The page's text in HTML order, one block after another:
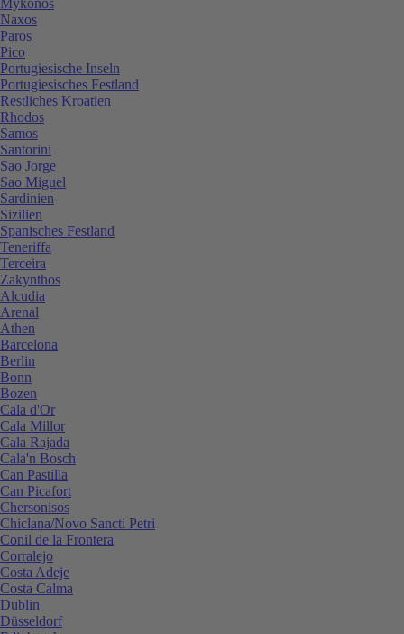
Naxos
Paros
Pico
Portugiesische Inseln
Portugiesisches Festland
Restliches Kroatien
Rhodos
Samos
Santorini
Sao Jorge
Sao Miguel
Sardinien
Sizilien
Spanisches Festland
Teneriffa
Terceira
Zakynthos
Alcudia
Arenal
Athen
Barcelona
Berlin
Bonn
Bozen
Cala d'Or
Cala Millor
Cala Rajada
Cala'n Bosch
Can Pastilla
Can Picafort
Chersonisos
Chiclana/Novo Sancti Petri
Conil de la Frontera
Corralejo
Costa Adeje
Costa Calma
Dublin
Düsseldorf